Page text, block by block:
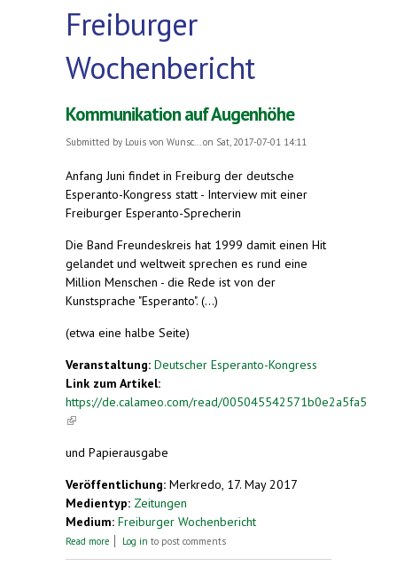
Freiburger
Wochenbericht
Kommunikation auf Augenhöhe
Submitted by Louis von Wunsc... on Sat, 2017-07-01 14:11
Anfang Juni findet in Freiburg der deutsche
Esperanto-Kongress statt - Interview mit einer
Freiburger Esperanto-Sprecherin
Die Band Freundeskreis hat 1999 damit einen Hit
gelandet und weltweit sprechen es rund eine
Million Menschen - die Rede ist von der
Kunstsprache "Esperanto". (...)
(etwa eine halbe Seite)
Veranstaltung: Deutscher Esperanto-Kongress
Link zum Artikel:
https://de.calameo.com/read/005045542571b0e2a5fa5
(link is external)
und Papierausgabe
Veröffentlichung: Merkredo, 17. May 2017
Medientyp: Zeitungen
Medium: Freiburger Wochenbericht
Read more about Kommunikation auf Augenhöhe
Log in to post comments